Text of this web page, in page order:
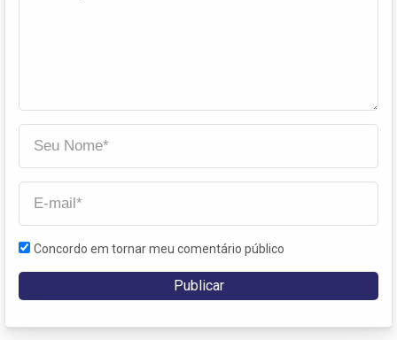
Concordo em tornar meu comentário público